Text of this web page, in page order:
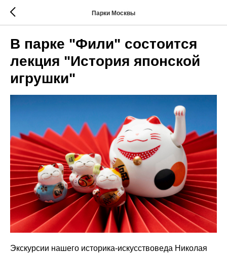
Парки Москвы
В парке "Фили" состоится
лекция "История японской
игрушки"
Экскурсии нашего историка-искусствоведа Николая